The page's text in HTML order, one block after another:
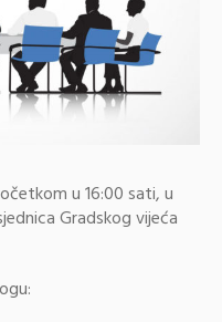
u 16:00 sati, u
Gradskog vijeća